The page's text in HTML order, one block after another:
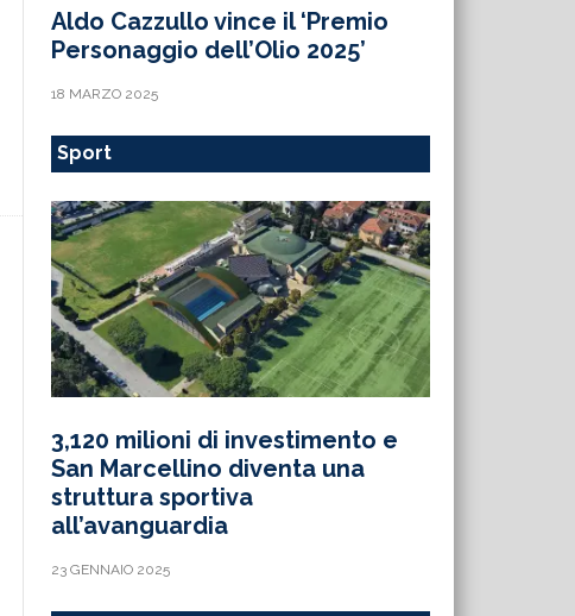
Aldo Cazzullo vince il ‘Premio
Personaggio dell’Olio 2025’
18 MARZO 2025
Sport
3,120 milioni di investimento e
San Marcellino diventa una
struttura sportiva
all’avanguardia
23 GENNAIO 2025